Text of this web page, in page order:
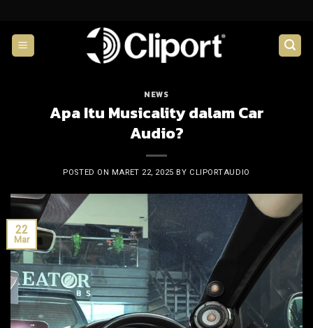
content
NEWS
Apa Itu Musicality dalam Car
Audio?
POSTED ON MARET 22, 2025 BY CLIPORTAUDIO
22
Mar